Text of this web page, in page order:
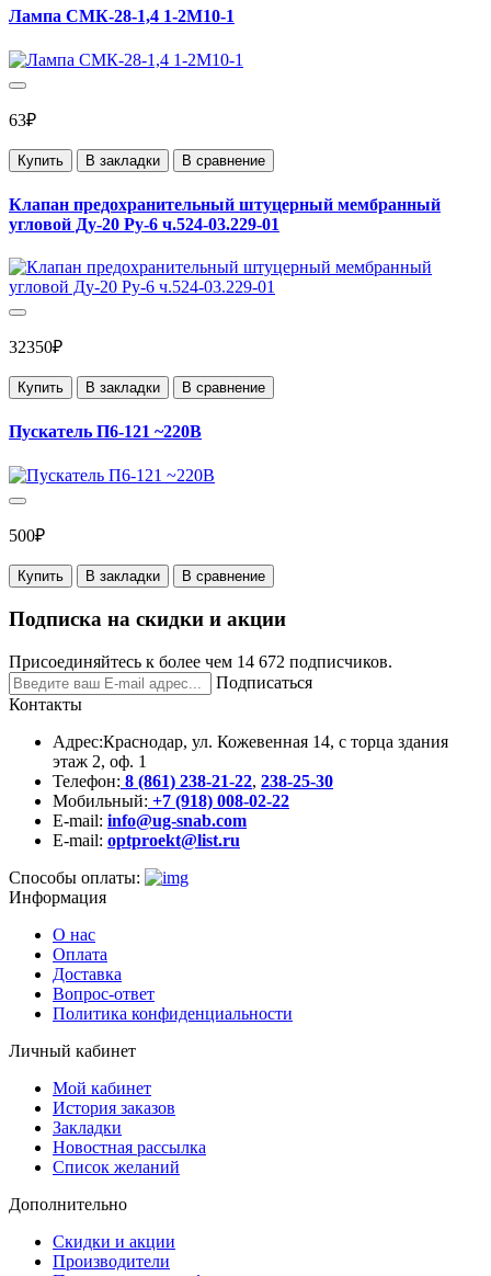
Лампа СМК-28-1,4 1-2М10-1
63₽
Купить В закладки В сравнение
Клапан предохранительный штуцерный мембранный
угловой Ду-20 Ру-6 ч.524-03.229-01
32350₽
Купить В закладки В сравнение
Пускатель П6-121 ~220В
500₽
Купить В закладки В сравнение
Подписка на скидки и акции
Присоединяйтесь к более чем 14 672 подписчиков.
Подписаться
Контакты
Адрес:Краснодар, ул. Кожевенная 14, с торца здания
этаж 2, оф. 1
Телефон: 8 (861) 238-21-22, 238-25-30
Мобильный: +7 (918) 008-02-22
E-mail: info@ug-snab.com
E-mail: optproekt@list.ru
Способы оплаты:
Информация
О нас
Оплата
Доставка
Вопрос-ответ
Политика конфиденциальности
Личный кабинет
Мой кабинет
История заказов
Закладки
Новостная рассылка
Список желаний
Дополнительно
Скидки и акции
Производители